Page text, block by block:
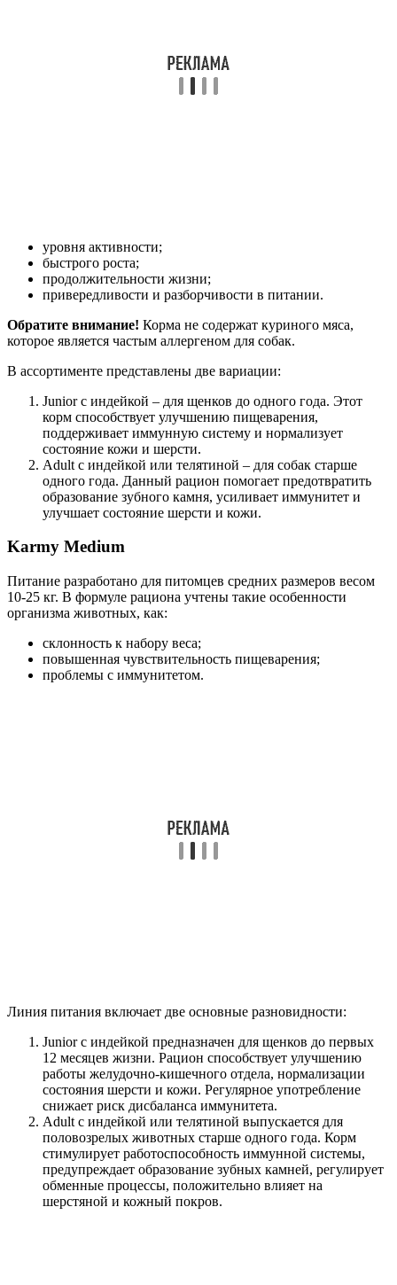
уровня активности;
быстрого роста;
продолжительности жизни;
привередливости и разборчивости в питании.
Обратите внимание! Корма не содержат куриного мяса,
которое является частым аллергеном для собак.
В ассортименте представлены две вариации:
Junior с индейкой – для щенков до одного года. Этот
корм способствует улучшению пищеварения,
поддерживает иммунную систему и нормализует
состояние кожи и шерсти.
Adult с индейкой или телятиной – для собак старше
одного года. Данный рацион помогает предотвратить
образование зубного камня, усиливает иммунитет и
улучшает состояние шерсти и кожи.
Karmy Medium
Питание разработано для питомцев средних размеров весом
10-25 кг. В формуле рациона учтены такие особенности
организма животных, как:
склонность к набору веса;
повышенная чувствительность пищеварения;
проблемы с иммунитетом.
Линия питания включает две основные разновидности:
Junior с индейкой предназначен для щенков до первых
12 месяцев жизни. Рацион способствует улучшению
работы желудочно-кишечного отдела, нормализации
состояния шерсти и кожи. Регулярное употребление
снижает риск дисбаланса иммунитета.
Adult с индейкой или телятиной выпускается для
половозрелых животных старше одного года. Корм
стимулирует работоспособность иммунной системы,
предупреждает образование зубных камней, регулирует
обменные процессы, положительно влияет на
шерстяной и кожный покров.